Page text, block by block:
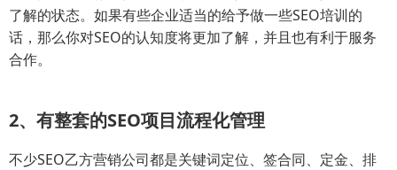
了解的状态。如果有些企业适当的给予做一些SEO培训的
话，那么你对SEO的认知度将更加了解，并且也有利于服务
合作。
2、有整套的SEO项目流程化管理
不少SEO乙方营销公司都是关键词定位、签合同、定金、排